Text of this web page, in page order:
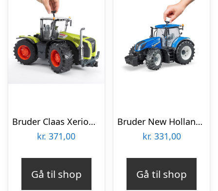
Bruder Claas Xerion 5000 traktor legetøj
kr. 371,00
Gå til shop
Bruder New Holland T7.315 traktor legetøj
kr. 331,00
Gå til shop